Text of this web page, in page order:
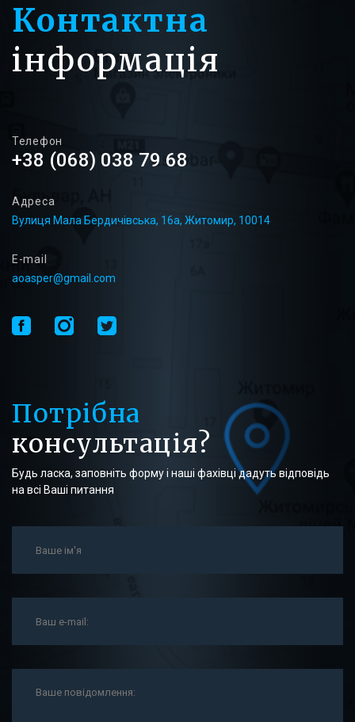
Контактна
інформація
Телефон
+38 (068) 038 79 68
Адреса
Вулиця Мала Бердичівська, 16а, Житомир, 10014
E-mail
aoasper@gmail.com
Потрібна
консультація?
Будь ласка, заповніть форму і наші фахівці дадуть відповідь
на всі Ваші питання